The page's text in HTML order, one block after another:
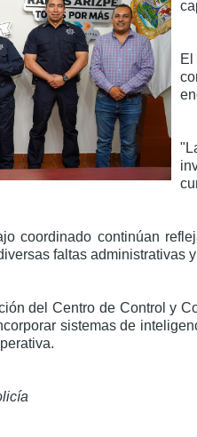
coordinado continúan
faltas administrativas
del Centro de Control y
sistemas de